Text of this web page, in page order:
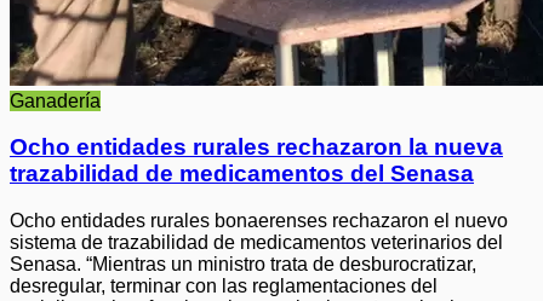
Ganadería
Ocho entidades rurales rechazaron la nueva
trazabilidad de medicamentos del Senasa
Ocho entidades rurales bonaerenses rechazaron el nuevo
sistema de trazabilidad de medicamentos veterinarios del
Senasa. “Mientras un ministro trata de desburocratizar,
desregular, terminar con las reglamentaciones del